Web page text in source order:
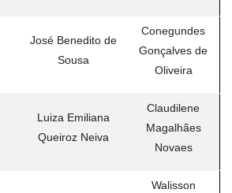
José Benedito de
Sousa
Conegundes
Gonçalves de
Oliveira
Luiza Emiliana
Queiroz Neiva
Claudilene
Magalhães
Novaes
Walisson